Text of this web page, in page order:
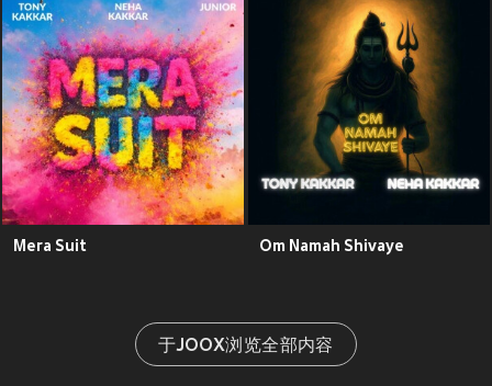
Mera Suit Om Namah Shivaye
于JOOX浏览全部内容